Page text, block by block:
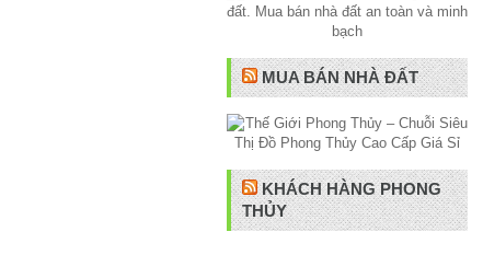
MUA BÁN NHÀ ĐẤT
KHÁCH HÀNG PHONG
THỦY